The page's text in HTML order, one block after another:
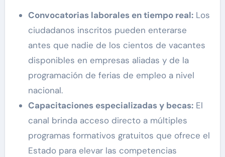
Convocatorias laborales en tiempo real:Los
ciudadanos inscritos pueden enterarse
antes que nadie de los cientos de vacantes
disponibles en empresas aliadas y de la
programación de ferias de empleo a nivel
nacional.
Capacitaciones especializadas y becas:El
canal brinda acceso directo a múltiples
programas formativos gratuitos que ofrece el
Estado para elevar las competencias